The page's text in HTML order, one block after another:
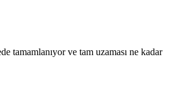
tamamlanıyor ve tam uzaması ne kadar